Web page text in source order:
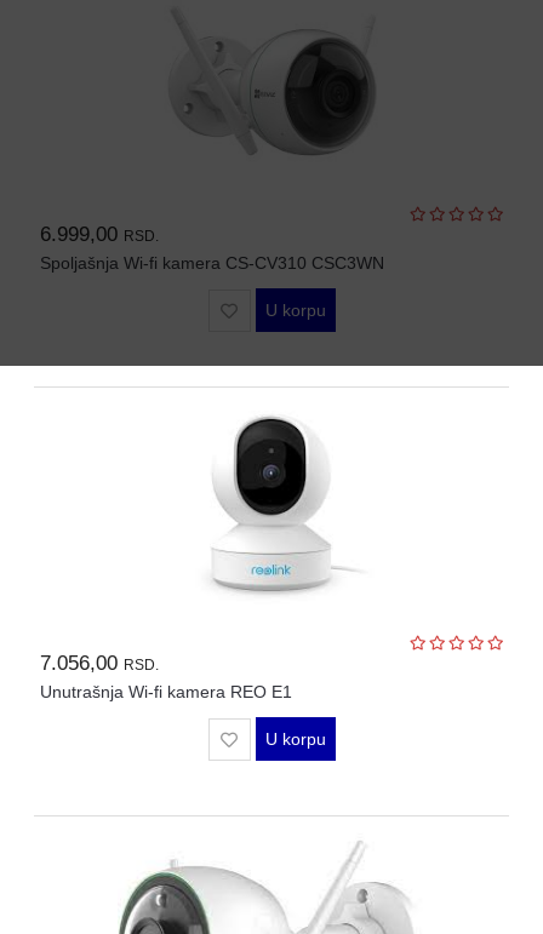
6.999,00 RSD.
Spoljašnja Wi-fi kamera CS-CV310 CSC3WN
U korpu
7.056,00 RSD.
Unutrašnja Wi-fi kamera REO E1
U korpu